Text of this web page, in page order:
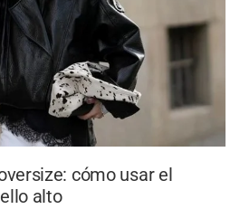
cómo usar el
alto